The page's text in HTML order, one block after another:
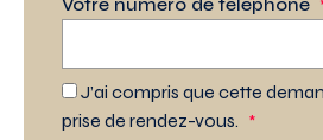
J’ai compris que cette
prise de rendez-vous. *